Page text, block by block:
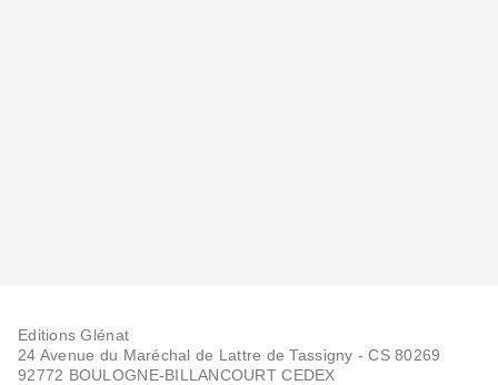
Editions Glénat
24 Avenue du Maréchal de Lattre de Tassigny - CS 80269
92772 BOULOGNE-BILLANCOURT CEDEX